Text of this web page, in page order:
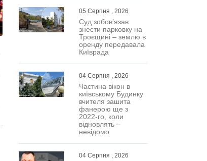
05 Серпня , 2026
Суд зобов’язав
знести парковку на
Троєщині – землю в
оренду передавала
Київрада
04 Серпня , 2026
Частина вікон в
київському Будинку
вчителя зашита
фанерою ще з
2022-го, коли
відновлять –
невідомо
04 Серпня , 2026